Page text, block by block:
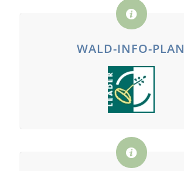
WALD-INFO-PLAN